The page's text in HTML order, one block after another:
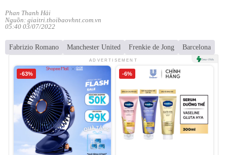
Phan Thanh Hải
Nguồn: giaitri.thoibaovhnt.com.vn
05:40 03/07/2022
Fabrizio Romano Manchester United Frenkie de Jong Barcelona
ADVERTISEMENT
-63% -6%